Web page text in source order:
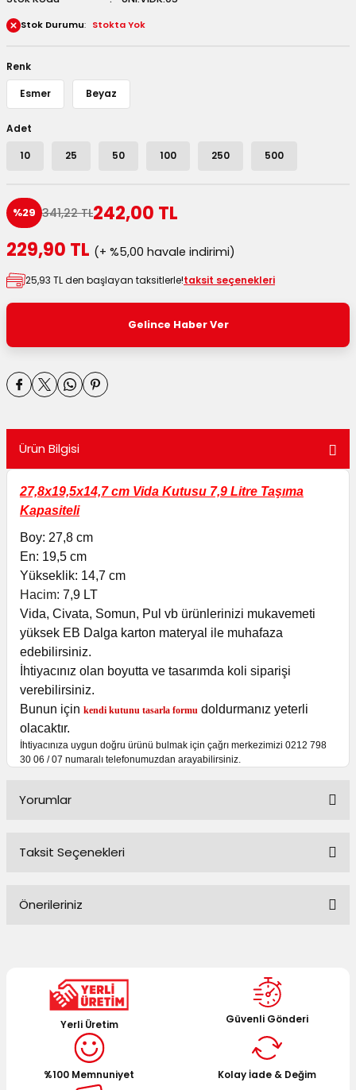
Kutuları
Masura Kapaklı
Stok Durumu Stokta Yok
Renk
Esmer Beyaz
Adet
10 25 50 100 250 500
%29 341,22 TL242,00 TL
229,90 TL (+ %5,00 havale indirimi)
25,93 TL den başlayan taksitlerle!taksit seçenekleri
Gelince Haber Ver
Ürün Bilgisi
27,8x19,5x14,7 cm Vida Kutusu 7,9 Litre Taşıma
Kapasiteli
Boy: 27,8 cm
En: 19,5 cm
Yükseklik: 14,7 cm
Hacim: 7,9 LT
Vida, Civata, Somun, Pul vb ürünlerinizi mukavemeti
yüksek EB Dalga karton materyal ile muhafaza
edebilirsiniz.
İhtiyacınız olan boyutta ve tasarımda koli siparişi
verebilirsiniz.
Bunun için kendi kutunu tasarla formu doldurmanız yeterli
olacaktır.
İhtiyacınıza uygun doğru ürünü bulmak için çağrı merkezimizi 0212 798
30 06 / 07 numaralı telefonumuzdan arayabilirsiniz.
Yorumlar
Taksit Seçenekleri
Önerileriniz
kullanarak tarafımıza iletebilirsiniz.
Görüş ve önerileriniz için teşekkür ederiz.
Ürün resmi kalitesiz, bozuk veya görüntülenemiyor.
Ürün açıklamasında eksik bilgiler bulunuyor.
Ürün bilgilerinde hatalar bulunuyor.
Yerli Üretim Güvenli Gönderi
%100 Memnuniyet Kolay İade & Değim